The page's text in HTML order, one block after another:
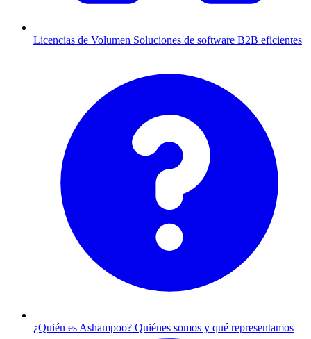
Licencias de Volumen Soluciones de software B2B eficientes
¿Quién es Ashampoo? Quiénes somos y qué representamos